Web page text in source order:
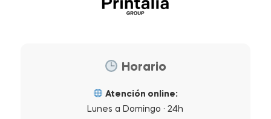
Horario
Atención online:
Lunes a Domingo · 24h